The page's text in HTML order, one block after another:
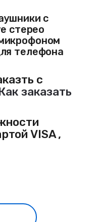
с
стерео
телефона
с
заказать
VISA ,